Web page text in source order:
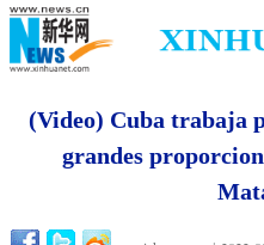
(Video) Cuba trabaja
grandes